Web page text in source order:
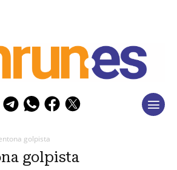
golpista
golpista